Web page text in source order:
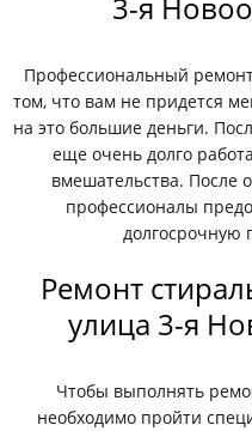
Профессиональный
том, что вам не придется
на это большие деньги.
еще очень долго
вмешательства. После
профессионалы
долгосрочную
Ремонт
улица 3-я
Чтобы выполнять
необходимо пройти